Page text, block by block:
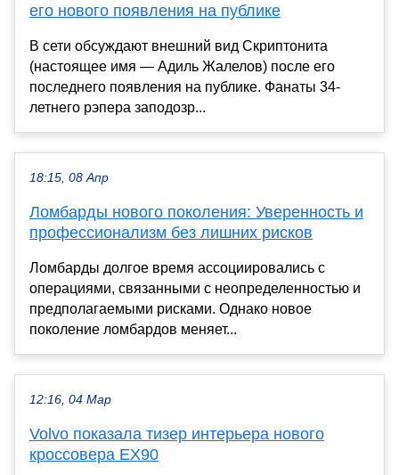
его нового появления на публике
В сети обсуждают внешний вид Скриптонита
(настоящее имя — Адиль Жалелов) после его
последнего появления на публике. Фанаты 34-
летнего рэпера заподозр...
18:15, 08 Апр
Ломбарды нового поколения: Уверенность и
профессионализм без лишних рисков
Ломбарды долгое время ассоциировались с
операциями, связанными с неопределенностью и
предполагаемыми рисками. Однако новое
поколение ломбардов меняет...
12:16, 04 Мар
Volvo показала тизер интерьера нового
кроссовера EX90